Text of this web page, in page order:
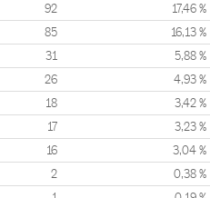
92 17,46 %
85 16,13 %
31 5,88 %
26 4,93 %
18 3,42 %
17 3,23 %
16 3,04 %
2 0,38 %